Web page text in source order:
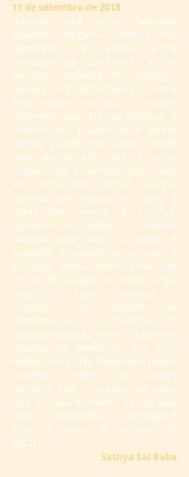
11 de setembro de 2018
“Quando você estiver cantando
bhajans, mergulhe também nos
significados das canções, e na
mensagem de cada Nome e Forma
de Deus cantados. Por exemplo,
quando você cantar ‘Rama’, o nome
deve evocar em você a retidão
(Dharma), que Ele personificou e
demonstrou. Quando você cantar
‘Radha’, a maior das Gopis, o nome
deve evocar em você o amor
supramental e supramundano, que
ela nutria pelo Senhor Krishna.
Quando você chamar por ‘Shiva’, o
nome deve evocar o sacrifício
supremo de beber o veneno
halahala para salvar o mundo e
sustentar a bondade no universo, e
a Graça serena intensificada pela
cascata do Ganges e o brilho da lua
crescente. Assim, conheça o
propósito de bhajana ou
namasmarana, e se dedique com
todo seu coração a isso. Obtenha o
máximo de benefícios dos anos
dados a você. Não desperdice tempo
cantando bhajans de maneira
rotineira, sem propósito; ao invés,
faça de cada momento da sua vida
uma verdadeira adoração!”
(Discurso Divino, 28 de março de
1967)
Sathya Sai Baba